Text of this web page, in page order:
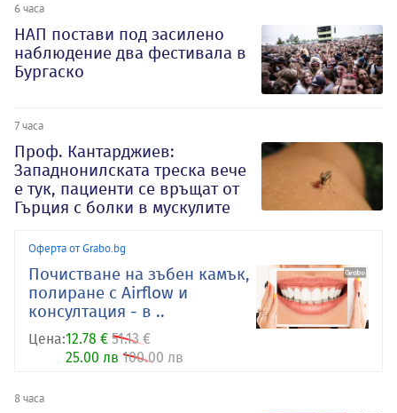
6 часа
НАП постави под засилено
наблюдение два фестивала в
Бургаско
7 часа
Проф. Кантарджиев:
Западнонилската треска вече
е тук, пациенти се връщат от
Гърция с болки в мускулите
Оферта от Grabo.bg
Почистване на зъбен камък,
полиране с Airflow и
консултация - в ..
Цена:12.78 € 51.13 €
25.00 лв 100.00 лв
8 часа